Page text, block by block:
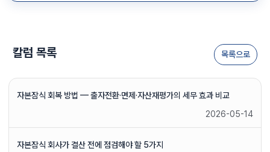
칼럼 목록 목록으로
자본잠식 회복 방법 — 출자전환·면제·자산재평가의 세무 효과 비교
2026-05-14
자본잠식 회사가 결산 전에 점검해야 할 5가지